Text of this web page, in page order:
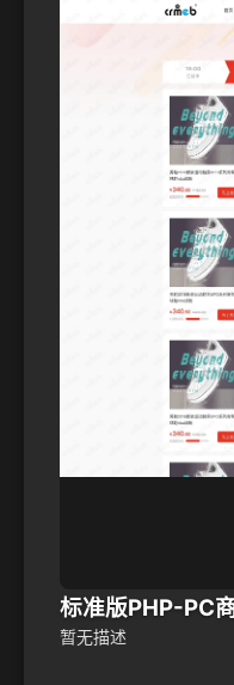
标准版PHP-PC
暂无描述